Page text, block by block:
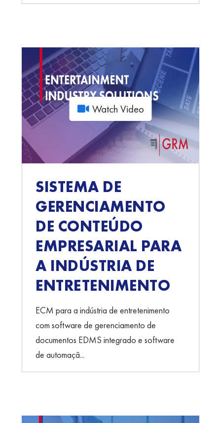
Watch Video
SISTEMA DE
GERENCIAMENTO
DE CONTEÚDO
EMPRESARIAL PARA
A INDÚSTRIA DE
ENTRETENIMENTO
ECM para a indústria de entretenimento
com software de gerenciamento de
documentos EDMS integrado e software
de automaçã...